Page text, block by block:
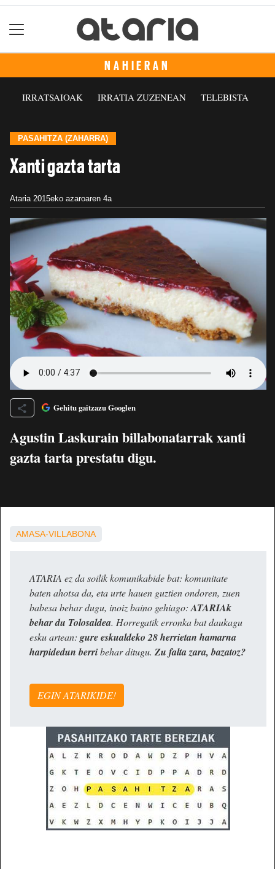
NAHIERAN
IRRATSAIOAK IRRATIA ZUZENEAN TELEBISTA
PASAHITZA (ZAHARRA)
Xanti gazta tarta
Ataria 2015eko azaroaren 4a
Gehitu gaitzazu Googlen
Agustin Laskurain billabonatarrak xanti
gazta tarta prestatu digu.
AMASA-VILLABONA
ATARIA ez da soilik komunikabide bat: komunitate
baten ahotsa da, eta urte hauen guztien ondoren, zuen
babesa behar dugu, inoiz baino gehiago: ATARIAk
behar du Tolosaldea. Horregatik erronka bat daukagu
esku artean: gure eskualdeko 28 herrietan hamarna
harpidedun berribehar ditugu. Zu falta zara, bazatoz?
EGIN ATARIKIDE!